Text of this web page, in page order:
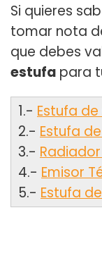
Si quieres
tomar nota
que debes
estufa para
1.- Estufa
2.- Estufa de
3.-
4.- Emisor
5.- Estufa